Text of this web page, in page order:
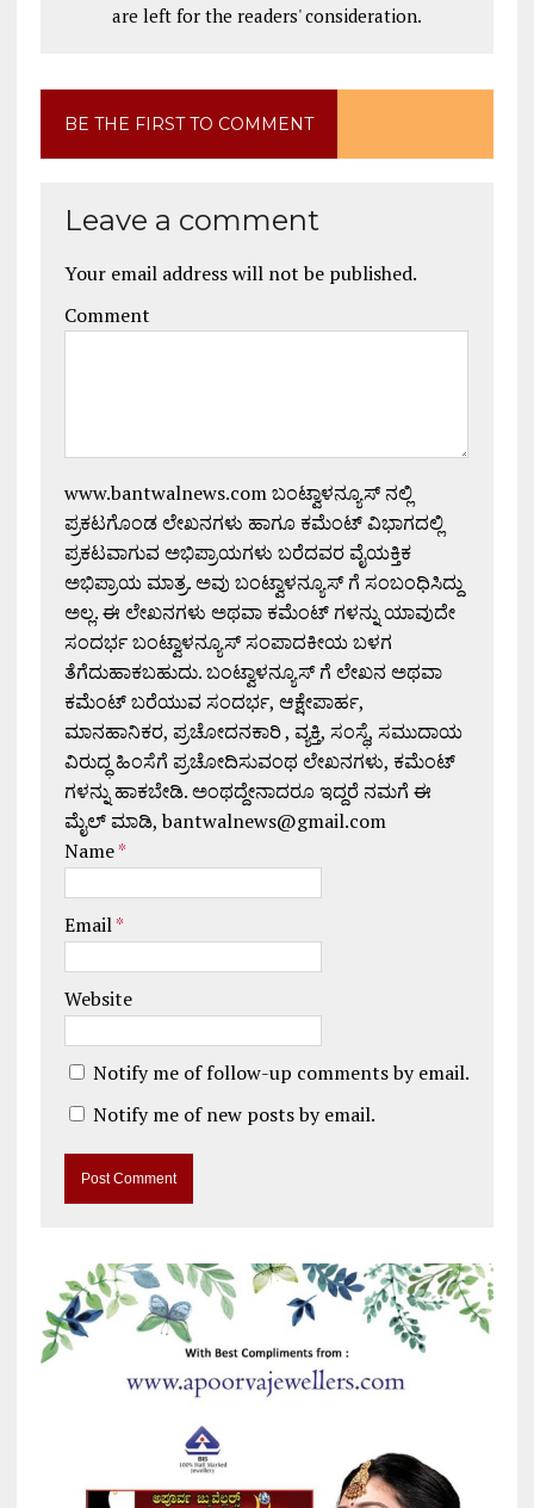
are left for the readers' consideration.
BE THE FIRST TO COMMENT
Leave a comment
Your email address will not be published.
Comment
www.bantwalnews.com ಬಂಟ್ವಾಳನ್ಯೂಸ್ ನಲ್ಲಿ
ಪ್ರಕಟಗೊಂಡ ಲೇಖನಗಳು ಹಾಗೂ ಕಮೆಂಟ್ ವಿಭಾಗದಲ್ಲಿ
ಪ್ರಕಟವಾಗುವ ಅಭಿಪ್ರಾಯಗಳು ಬರೆದವರ ವೈಯಕ್ತಿಕ
ಅಭಿಪ್ರಾಯ ಮಾತ್ರ. ಅವು ಬಂಟ್ವಾಳನ್ಯೂಸ್ ಗೆ ಸಂಬಂಧಿಸಿದ್ದು
ಅಲ್ಲ. ಈ ಲೇಖನಗಳು ಅಥವಾ ಕಮೆಂಟ್ ಗಳನ್ನು ಯಾವುದೇ
ಸಂದರ್ಭ ಬಂಟ್ವಾಳನ್ಯೂಸ್ ಸಂಪಾದಕೀಯ ಬಳಗ
ತೆಗೆದುಹಾಕಬಹುದು. ಬಂಟ್ವಾಳನ್ಯೂಸ್ ಗೆ ಲೇಖನ ಅಥವಾ
ಕಮೆಂಟ್ ಬರೆಯುವ ಸಂದರ್ಭ, ಆಕ್ಷೇಪಾರ್ಹ,
ಮಾನಹಾನಿಕರ, ಪ್ರಚೋದನಕಾರಿ , ವ್ಯಕ್ತಿ, ಸಂಸ್ಥೆ, ಸಮುದಾಯ
ವಿರುದ್ಧ ಹಿಂಸೆಗೆ ಪ್ರಚೋದಿಸುವಂಥ ಲೇಖನಗಳು, ಕಮೆಂಟ್
ಗಳನ್ನು ಹಾಕಬೇಡಿ. ಅಂಥದ್ದೇನಾದರೂ ಇದ್ದರೆ ನಮಗೆ ಈ
ಮೈಲ್ ಮಾಡಿ, bantwalnews@gmail.com
Name*
Email*
Website
Notify me of follow-up comments by email.
Notify me of new posts by email.
t
e
r